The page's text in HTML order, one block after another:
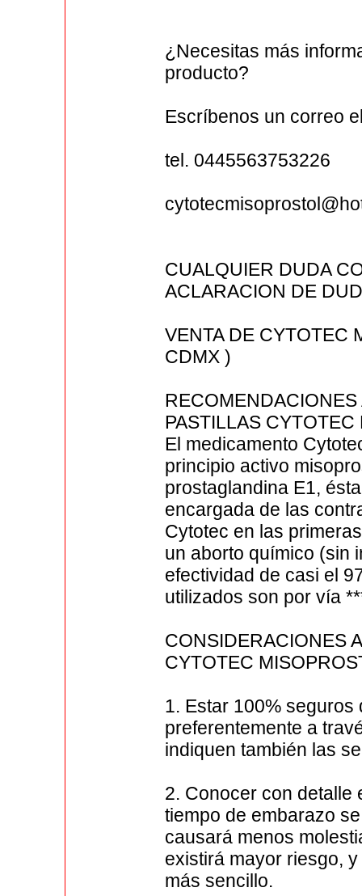
¿Necesitas más
producto?
Escríbenos un correo
tel. 0445563753226
CUALQUIER DUDA
ACLARACION DE
VENTA DE CYTOTEC
CDMX )
PASTILLAS
El medicamento
principio activo
prostaglandina E1,
encargada de las
Cytotec en las
un aborto químico (sin
efectividad de casi el
utilizados son por vía
CONSIDERACIONES
CYTOTEC
1. Estar 100%
preferentemente a
indiquen también las
2. Conocer con detalle
tiempo de embarazo
causará menos
existirá mayor riesgo,
más sencillo.